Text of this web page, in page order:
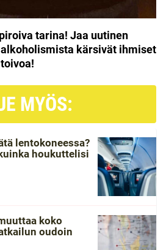
tarina! Jaa uutinen
kärsivät ihmiset
MYÖS:
lentokoneessa?
houkuttelisi
koko
oudoin